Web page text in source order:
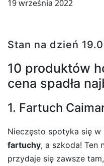
19 września 2022
Stan na dzień
10 produktów
cena spadła
1. Fartuch
Nieczęsto spotyka się
fartuchy, a szkoda! Ten
przydaje się zawsze